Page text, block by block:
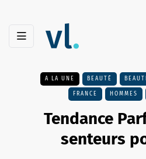
A LA UNE BEAUTÉ
FRANCE HOMMES
Tendance
senteurs